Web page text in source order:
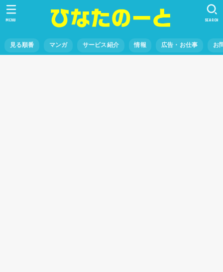
見る順番 マンガ サービス紹介 情報 広告・お仕事 お
SEARCH
MENU